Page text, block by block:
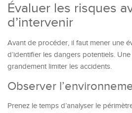
Évaluer les risques
d’intervenir
Avant de procéder, il faut mener une
d’identifier les dangers potentiels.
grandement limiter les accidents.
Observer
Prenez le temps d’analyser le